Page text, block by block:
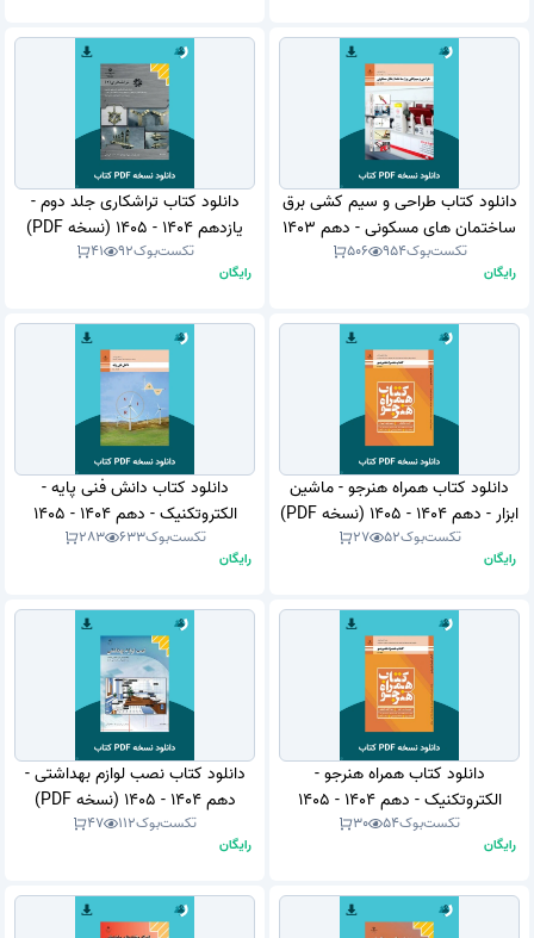
دانلود کتاب طراحی و سیم کشی برق
ساختمان های مسکونی - دهم 1403
- 1404 (نسخه PDF)
تکست‌بوک954
506
رایگان
دانلود کتاب تراشکاری جلد دوم -
یازدهم 1404 - 1405 (نسخه PDF)
تکست‌بوک92
41
رایگان
دانلود کتاب همراه هنرجو - ماشین
ابزار - دهم 1404 - 1405 (نسخه PDF)
تکست‌بوک52
27
رایگان
دانلود کتاب دانش فنی پایه -
الکتروتکنیک - دهم 1404 - 1405
(نسخه PDF)
تکست‌بوک633
283
رایگان
دانلود کتاب همراه هنرجو -
الکتروتکنیک - دهم 1404 - 1405
(نسخه PDF)
تکست‌بوک54
30
رایگان
دانلود کتاب نصب لوازم بهداشتی -
دهم 1404 - 1405 (نسخه PDF)
تکست‌بوک112
47
رایگان